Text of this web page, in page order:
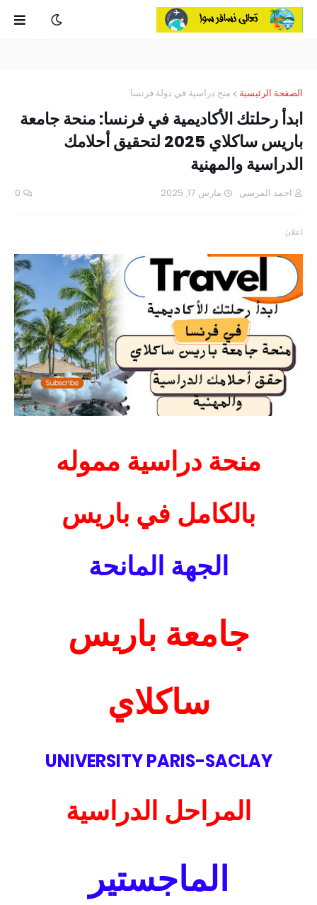
الصفحة الرئيسية منح دراسية في دولة فرنسا
ابدأ رحلتك الأكاديمية في فرنسا: منحة جامعة
باريس ساكلاي 2025 لتحقيق أحلامك
الدراسية والمهنية
احمد المرسي مارس 17, 2025 0
اعلان
منحة دراسية مموله
بالكامل في باريس
الجهة المانحة
جامعة باريس
ساكلاي
UNIVERSITY PARIS-SACLAY
المراحل الدراسية
الماجستير